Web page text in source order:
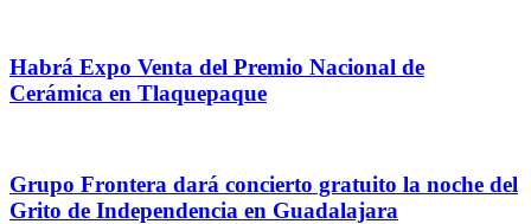
Habrá Expo Venta del Premio Nacional de
Cerámica en Tlaquepaque
Grupo Frontera dará concierto gratuito la noche del
Grito de Independencia en Guadalajara